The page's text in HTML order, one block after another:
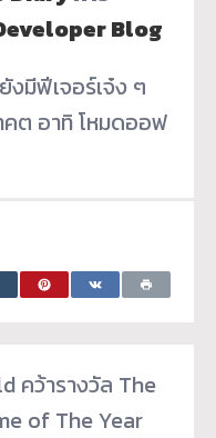
Blog
งมีฟีเจอร์เจ๋ง ๆ
คต อาทิ โหมดออฟ
คว้ารางวัล The
of The Year